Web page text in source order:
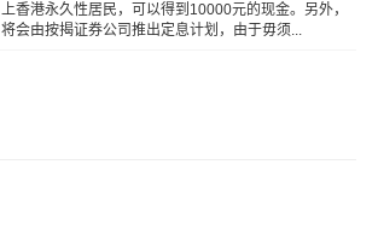
上香港永久性居民，可以得到10000元的现金。另外，
将会由按揭证券公司推出定息计划，由于毋须...